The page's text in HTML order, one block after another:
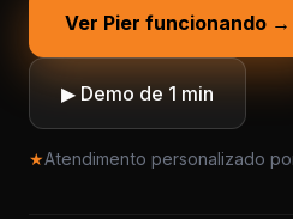
Ver Pier funcionando →
▶ Demo de 1 min
★Atendimento personalizado